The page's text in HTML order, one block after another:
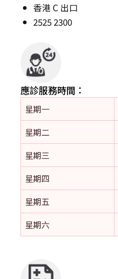
香港 C 出口
2525 2300
應診服務時間：
星期一
星期二
星期三
星期四
星期五
星期六